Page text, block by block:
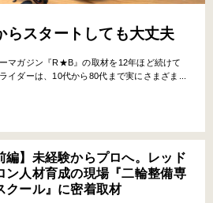
らスタートしても大丈夫
マガジン『R★B』の取材を12年ほど続けて
イダーは、10代から80代まで実にさまざま...
編】未経験からプロへ。レッド
ン人材育成の現場『二輪整備専
クール』に密着取材